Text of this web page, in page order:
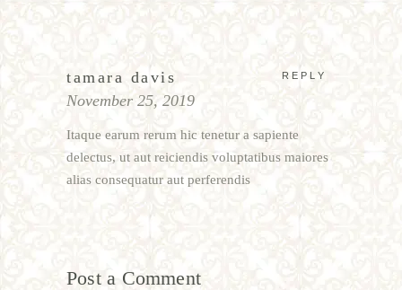
tamara davis REPLY
November 25, 2019
Itaque earum rerum hic tenetur a sapiente
delectus, ut aut reiciendis voluptatibus maiores
alias consequatur aut perferendis
Post a Comment